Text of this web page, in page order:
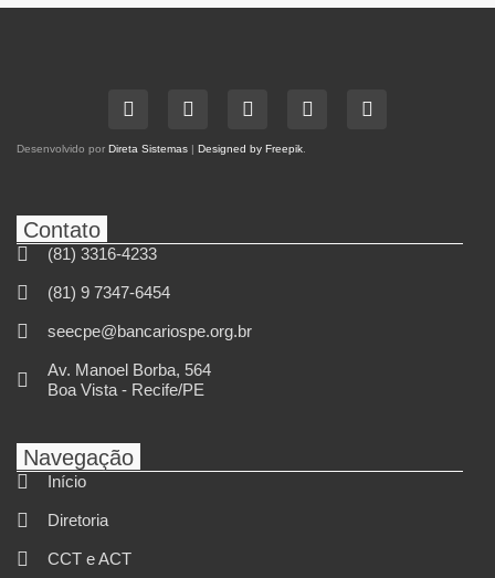
Desenvolvido por Direta Sistemas | Designed by Freepik
Contato
(81) 3316-4233
(81) 9 7347-6454
seecpe@bancariospe.org.br
Av. Manoel Borba, 564
Boa Vista - Recife/PE
Navegação
Início
Diretoria
CCT e ACT